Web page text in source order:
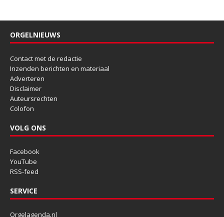
ORGELNIEUWS
Contact met de redactie
Inzenden berichten en materiaal
Adverteren
Disclaimer
Auteursrechten
Colofon
VOLG ONS
Facebook
YouTube
RSS-feed
SERVICE
Orgelagenda.nl